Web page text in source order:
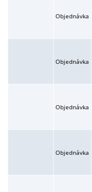
Objednávka
Objednávka
Objednávka
Objednávka